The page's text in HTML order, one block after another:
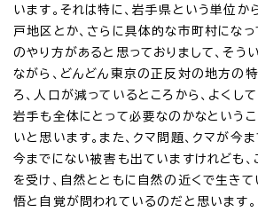
います。それは特に、岩手県という単位か
戸地区とか、さらに具体的な市町村にな
のやり方があると思っておりまして、そう
ながら、どんどん東京の正反対の地方の
ろ、人口が減っているところから、よくし
岩手も全体にとって必要なのかなという
いと思います。また、クマ問題、クマが今
今までにない被害も出ていますけれども
を受け、自然とともに自然の近くで生きて
悟と自覚が問われているのだと思います